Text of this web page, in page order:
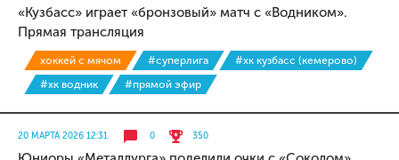
«Кузбасс» играет «бронзовый» матч с «Водником».
Прямая трансляция
хоккей с мячом #суперлига
#хк кузбасс (кемерово)
#хк водник
#прямой эфир
20 МАРТА 2026 12:31 0 350